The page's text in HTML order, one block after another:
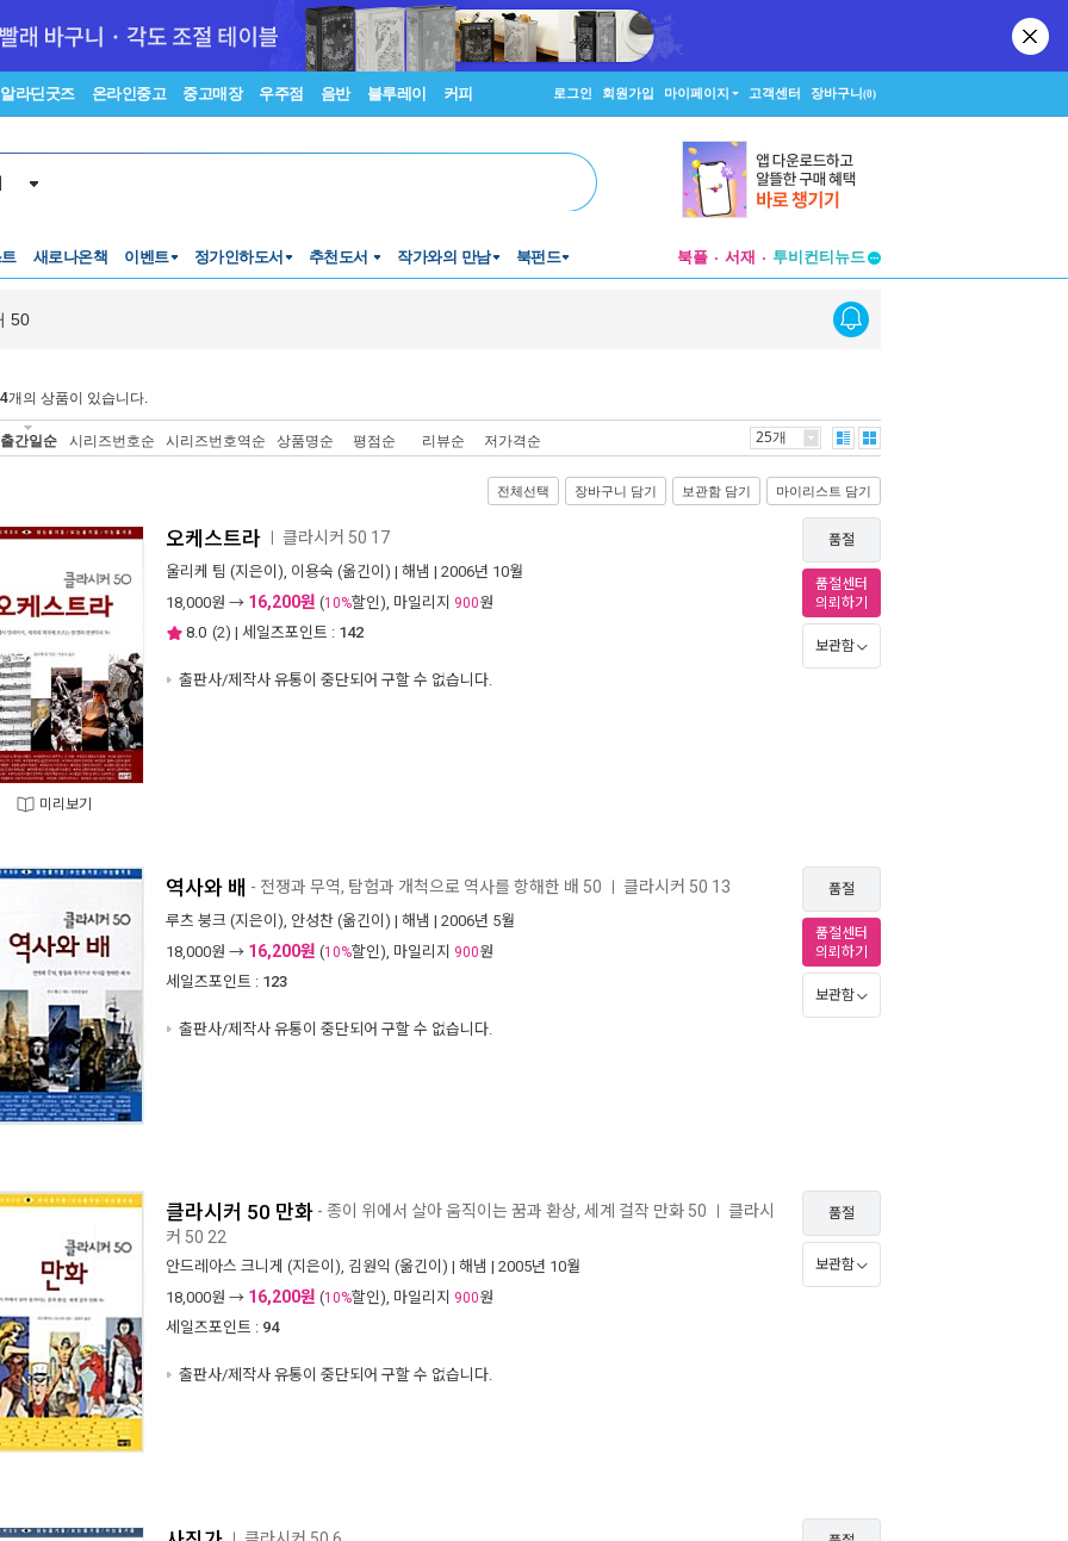
알라딘굿즈 온라인중고 중고매장 우주점 음반 블루레이 커피 로그인 회원가입 마이페이지 고객센터 장바구니(0)
새로나온책 이벤트 정가인하도서 추천도서 작가와의 만남 북펀드 북플 서재
투비컨티뉴드
창작플랫폼
투비컨티뉴드
50
개의 상품이 있습니다.
출간일순 시리즈번호순 시리즈번호역순 상품명순 평점순 리뷰순 저가격순 25개
전체선택 장바구니 담기 보관함 담기 마이리스트 담기
미리보기
오케스트라 클라시커 50 17
울리케 팀 (지은이), 이용숙 (옮긴이) | 해냄 | 2006년 10월
18,000원 → 16,200원 (10%할인), 마일리지 900원
8.0 (2) | 세일즈포인트 : 142
출판사/제작사 유통이 중단되어 구할 수 없습니다.
품절
품절센터
의뢰하기
보관함
역사와 배 - 전쟁과 무역, 탐험과 개척으로 역사를 항해한 배 50 클라시커 50 13
루츠 붕크 (지은이), 안성찬 (옮긴이) | 해냄 | 2006년 5월
18,000원 → 16,200원 (10%할인), 마일리지 900원
세일즈포인트 : 123
출판사/제작사 유통이 중단되어 구할 수 없습니다.
품절
품절센터
의뢰하기
보관함
클라시커 50 만화 - 종이 위에서 살아 움직이는 꿈과 환상, 세계 걸작 만화 50 클라시
커 50 22
안드레아스 크니게 (지은이), 김원익 (옮긴이) | 해냄 | 2005년 10월
18,000원 → 16,200원 (10%할인), 마일리지 900원
세일즈포인트 : 94
출판사/제작사 유통이 중단되어 구할 수 없습니다.
품절
보관함